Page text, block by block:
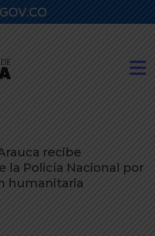
recibe
la Policía Nacional por
humanitaria